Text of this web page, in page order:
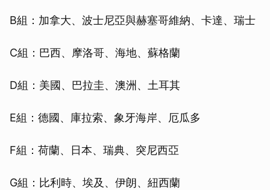
B組：加拿大、波士尼亞與赫塞哥維納、卡達、瑞士
C組：巴西、摩洛哥、海地、蘇格蘭
D組：美國、巴拉圭、澳洲、土耳其
E組：德國、庫拉索、象牙海岸、厄瓜多
F組：荷蘭、日本、瑞典、突尼西亞
G組：比利時、埃及、伊朗、紐西蘭